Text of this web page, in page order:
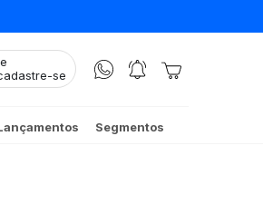
se
Segmentos